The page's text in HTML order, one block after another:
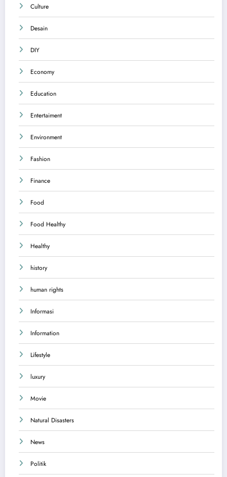
Culture
Desain
DIY
Economy
Education
Entertaiment
Environment
Fashion
Finance
Food
Food Healthy
Healthy
history
human rights
Informasi
Information
Lifestyle
luxury
Movie
Natural Disasters
News
Politik